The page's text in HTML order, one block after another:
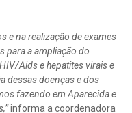
e na realização de exames
para a ampliação do
Aids e hepatites virais e
dessas doenças e dos
fazendo em Aparecida e
informa a coordenadora